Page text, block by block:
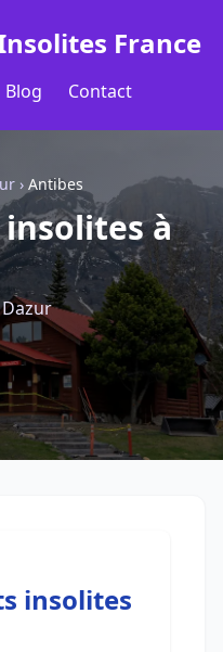
France
Blog Contact
› Antibes
à
insolites